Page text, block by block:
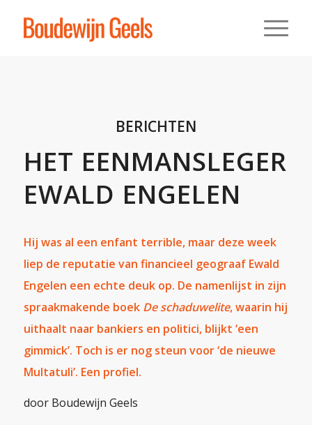
BERICHTEN
HET EENMANSLEGER
EWALD ENGELEN
Hij was al een enfant terrible, maar deze week
liep de reputatie van financieel geograaf Ewald
Engelen een echte deuk op. De namenlijst in zijn
spraakmakende boek De schaduwelite, waarin hij
uithaalt naar bankiers en politici, blijkt ‘een
gimmick’. Toch is er nog steun voor ‘de nieuwe
Multatuli’. Een profiel.
door Boudewijn Geels